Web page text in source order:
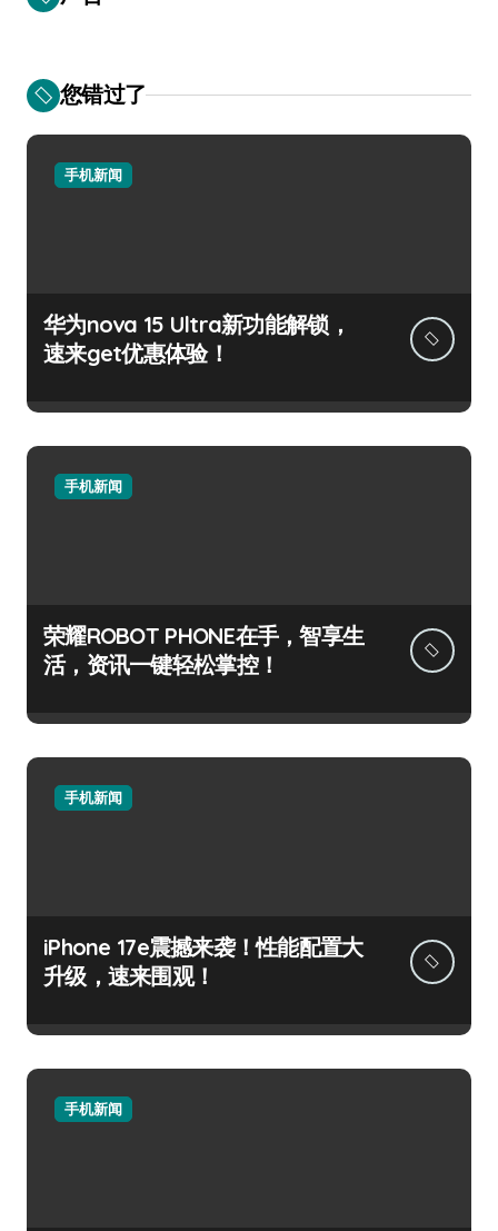
您错过了
手机新闻
华为nova 15 Ultra新功能解锁，
速来get优惠体验！
手机新闻
荣耀ROBOT PHONE在手，智享生
活，资讯一键轻松掌控！
手机新闻
iPhone 17e震撼来袭！性能配置大
升级，速来围观！
手机新闻